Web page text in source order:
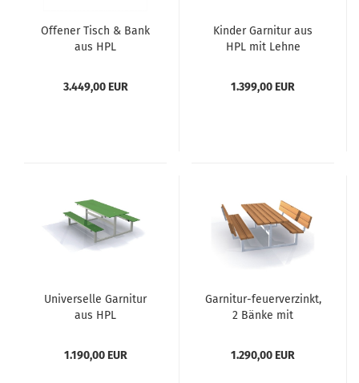
Offener Tisch & Bank
aus HPL
3.449,00 EUR
Kinder Garnitur aus
HPL mit Lehne
1.399,00 EUR
Universelle Garnitur
aus HPL
1.190,00 EUR
Garnitur-feuerverzinkt,
2 Bänke mit
1.290,00 EUR